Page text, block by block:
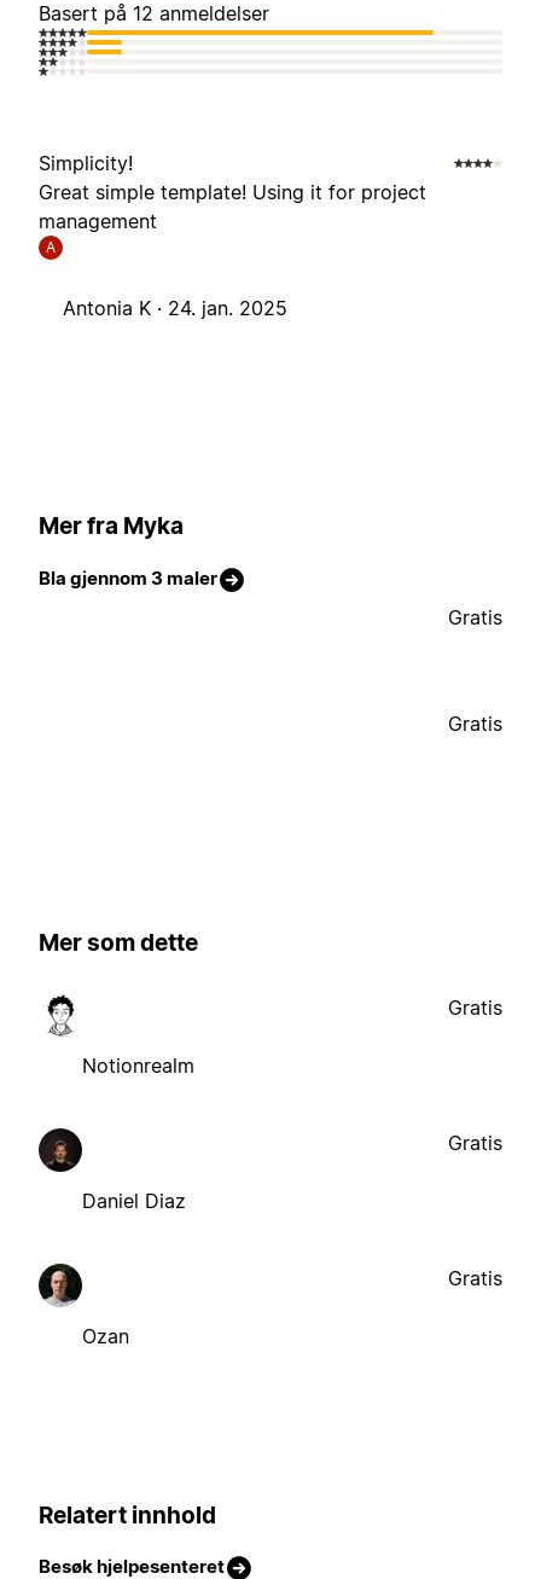
Basert på 12 anmeldelser
Simplicity!
Great simple template! Using it for project
management
A
Antonia K · 24. jan. 2025
Mer fra Myka
Bla gjennom 3 maler
Gratis
Gratis
Mer som dette
Notionrealm
Gratis
Daniel Diaz
Gratis
Ozan
Gratis
Relatert innhold
Besøk hjelpesenteret